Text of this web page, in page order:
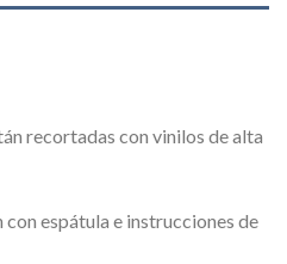
recortadas con vinilos de alta
espátula e instrucciones de